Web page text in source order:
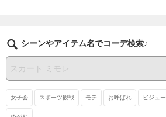
シーンやアイテム名でコーデ検索♪
女子会 スポーツ観戦 モテ お呼ばれ ビジュー